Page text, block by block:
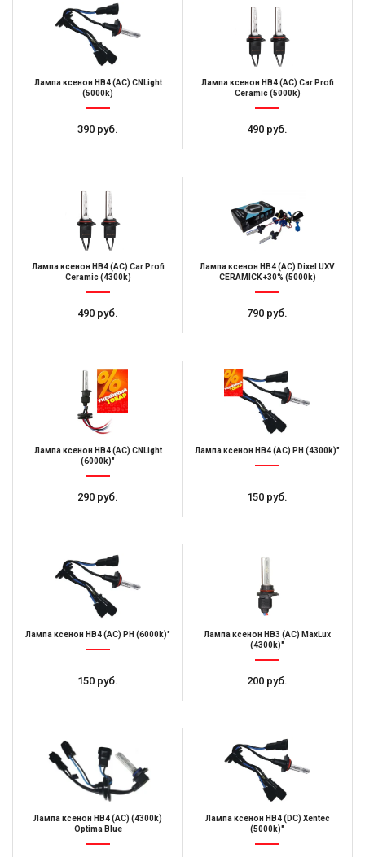
Лампа ксенон НB4 (AC) CNLight
(5000k)
390 руб.
Лампа ксенон HB4 (AC) Car Profi
Ceramic (5000k)
490 руб.
Лампа ксенон HB4 (AC) Car Profi
Ceramic (4300k)
490 руб.
Лампа ксенон HB4 (AC) Dixel UXV
CERAMICK +30% (5000k)
790 руб.
Лампа ксенон НB4 (AC) CNLight
(6000k)"
290 руб.
Лампа ксенон HB4 (AC) PH (4300k)"
150 руб.
Лампа ксенон HB4 (AC) PH (6000k)"
150 руб.
Лампа ксенон НB3 (AC) MaxLux
(4300k)"
200 руб.
Лампа ксенон HB4 (AC) (4300k)
Optima Blue
Лампа ксенон HB4 (DC) Xentec
(5000k)"